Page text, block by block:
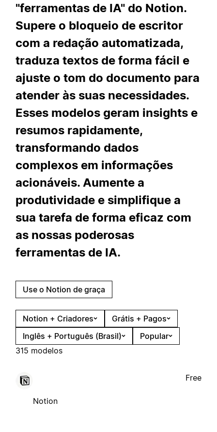
"ferramentas de IA" do Notion.
Supere o bloqueio de escritor
com a redação automatizada,
traduza textos de forma fácil e
ajuste o tom do documento para
atender às suas necessidades.
Esses modelos geram insights e
resumos rapidamente,
transformando dados
complexos em informações
acionáveis. Aumente a
produtividade e simplifique a
sua tarefa de forma eficaz com
as nossas poderosas
ferramentas de IA.
Use o Notion de graça
Notion + Criadores
Grátis + Pagos
Inglês + Português (Brasil)
Popular
315 modelos
Notion
Free